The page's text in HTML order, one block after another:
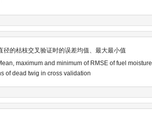
径的枯枝交叉验证时的误差均值、最大最小值
maximum and minimum of RMSE of fuel moisture
of dead twig in cross validation